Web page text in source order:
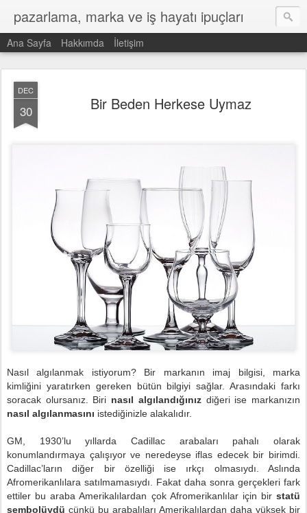
pazarlama, marka ve iş hayatı ipuçları
Ana Sayfa Hakkımda İletişim
DEC
30 Bir Beden Herkese Uymaz
Nasıl algılanmak istiyorum? Bir markanın imaj bilgisi, marka
kimliğini yaratırken gereken bütün bilgiyi sağlar. Arasındaki farkı
soracak olursanız. Biri nasıl algılandığınızdiğeri ise markanızın
nasıl algılanmasını istediğinizle alakalıdır.
GM, 1930’lu yıllarda Cadillac arabaları pahalı olarak
konumlandırmaya çalışıyor ve neredeyse iflas edecek bir birimdi.
Cadillac’ların diğer bir özelliği ise ırkçı olmasıydı. Aslında
Afromerikanlılara satılmamasıydı. Fakat daha sonra gerçekleri fark
ettiler bu araba Amerikalılardan çok Afromerikanlılar için bir statü
sembolüydü çünkü bu arabalıları Amerikalılardan daha yüksek bir